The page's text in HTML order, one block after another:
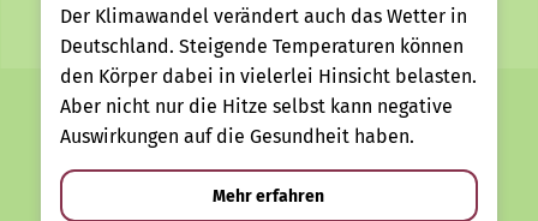
Der Klimawandel verändert auch das Wetter in
Deutschland. Steigende Temperaturen können
den Körper dabei in vielerlei Hinsicht belasten.
Aber nicht nur die Hitze selbst kann negative
Auswirkungen auf die Gesundheit haben.
Mehr erfahren